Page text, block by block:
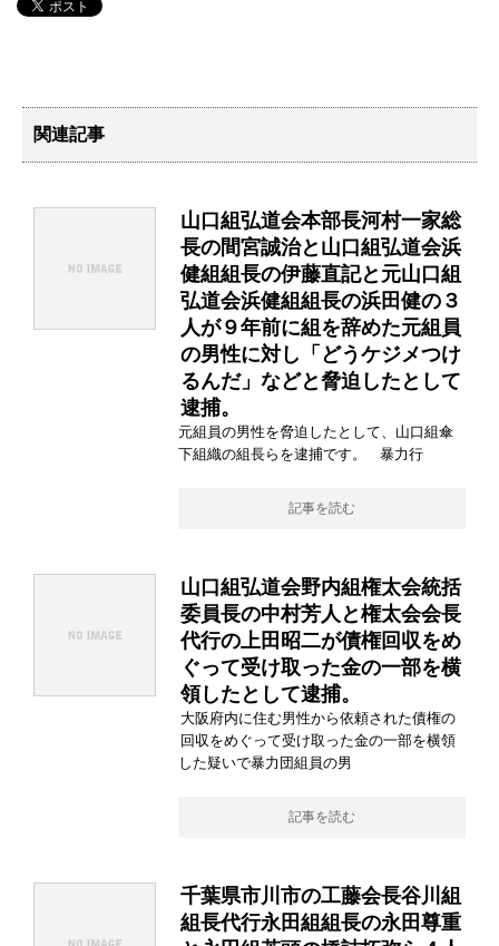
関連記事
山口組弘道会本部長河村一家総
長の間宮誠治と山口組弘道会浜
健組組長の伊藤直記と元山口組
弘道会浜健組組長の浜田健の３
人が９年前に組を辞めた元組員
の男性に対し「どうケジメつけ
るんだ」などと脅迫したとして
逮捕。
元組員の男性を脅迫したとして、山口組傘
下組織の組長らを逮捕です。 暴力行
記事を読む
山口組弘道会野内組権太会統括
委員長の中村芳人と権太会会長
代行の上田昭二が債権回収をめ
ぐって受け取った金の一部を横
領したとして逮捕。
大阪府内に住む男性から依頼された債権の
回収をめぐって受け取った金の一部を横領
した疑いで暴力団組員の男
記事を読む
千葉県市川市の工藤会長谷川組
組長代行永田組組長の永田尊重